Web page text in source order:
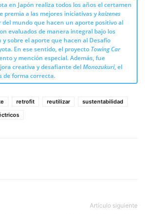
en Japón realiza todos los años el certamen
premia a las mejores iniciativas ykaizenes
mundo que hacen un aporte positivo al
evaluados de manera integral bajo los
sobre el aporte que hacen al Desafío
En ese sentido, el proyecto Towing Car
y mención especial. Además, fue
creativa y desafiante delMonozukuri, el
de forma correcta.
retrofit reutilizar
sustentabilidad
Artículo siguiente